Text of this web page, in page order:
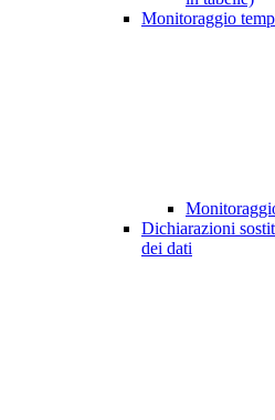
Monitoraggio
Dichiarazioni
dei dati